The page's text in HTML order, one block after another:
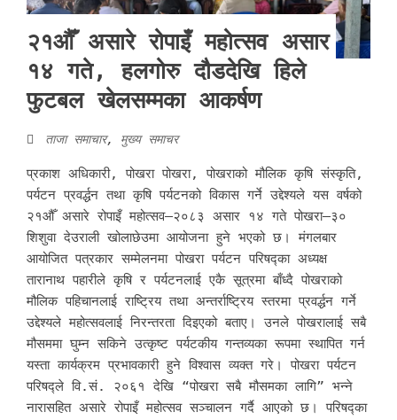
२१औँ असारे रोपाइँ महोत्सव असार
१४ गते, हलगोरु दौडदेखि हिले
फुटबल खेलसम्मका आकर्षण
ताजा समाचार, मुख्य समाचर
प्रकाश अधिकारी, पोखरा पोखरा, पोखराको मौलिक कृषि संस्कृति,
पर्यटन प्रवर्द्धन तथा कृषि पर्यटनको विकास गर्ने उद्देश्यले यस वर्षको
२१औँ असारे रोपाइँ महोत्सव–२०८३ असार १४ गते पोखरा–३०
शिशुवा देउराली खोलाछेउमा आयोजना हुने भएको छ। मंगलबार
आयोजित पत्रकार सम्मेलनमा पोखरा पर्यटन परिषद्का अध्यक्ष
तारानाथ पहारीले कृषि र पर्यटनलाई एकै सूत्रमा बाँध्दै पोखराको
मौलिक पहिचानलाई राष्ट्रिय तथा अन्तर्राष्ट्रिय स्तरमा प्रवर्द्धन गर्ने
उद्देश्यले महोत्सवलाई निरन्तरता दिइएको बताए। उनले पोखरालाई सबै
मौसममा घुम्न सकिने उत्कृष्ट पर्यटकीय गन्तव्यका रूपमा स्थापित गर्न
यस्ता कार्यक्रम प्रभावकारी हुने विश्वास व्यक्त गरे। पोखरा पर्यटन
परिषद्ले वि.सं. २०६१ देखि “पोखरा सबै मौसमका लागि” भन्ने
नारासहित असारे रोपाइँ महोत्सव सञ्चालन गर्दै आएको छ। परिषद्का